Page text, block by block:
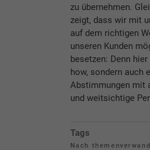
zu übernehmen.
zeigt, dass wir mit
auf dem richtigen
unseren Kunden
besetzen: Denn
how, sondern auch
Abstimmungen mit
und weitsichtige
Tags
Nach